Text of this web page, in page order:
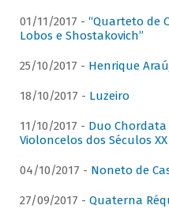
01/11/2017 - “Quarteto de
Lobos e Shostakovich”
25/10/2017 - Henrique
18/10/2017 - Luzeiro
11/10/2017 - Duo
Violoncelos dos Séculos XX
04/10/2017 - Noneto de
27/09/2017 - Quaterna